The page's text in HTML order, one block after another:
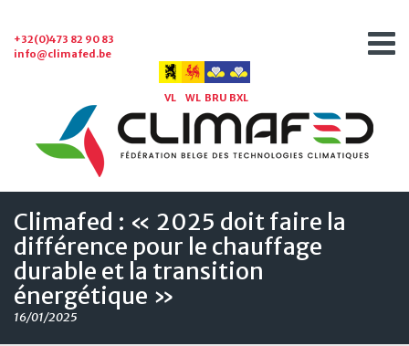
+32(0)473 82 90 83
info@climafed.be
VL WL BRU BXL
Climafed : « 2025 doit faire la
différence pour le chauffage
durable et la transition
énergétique »
16/01/2025